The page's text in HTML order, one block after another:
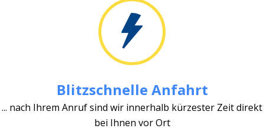
Blitzschnelle Anfahrt
... nach Ihrem Anruf sind wir innerhalb kürzester Zeit direkt
bei Ihnen vor Ort